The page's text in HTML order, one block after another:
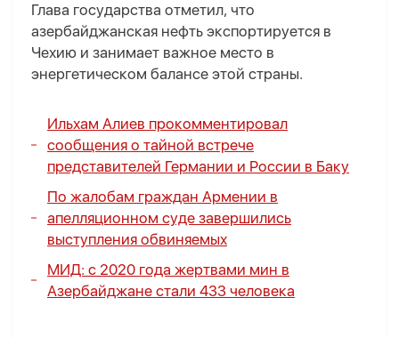
Глава государства отметил, что
азербайджанская нефть экспортируется в
Чехию и занимает важное место в
энергетическом балансе этой страны.
Ильхам Алиев прокомментировал
сообщения о тайной встрече
представителей Германии и России в Баку
По жалобам граждан Армении в
апелляционном суде завершились
выступления обвиняемых
МИД: с 2020 года жертвами мин в
Азербайджане стали 433 человека